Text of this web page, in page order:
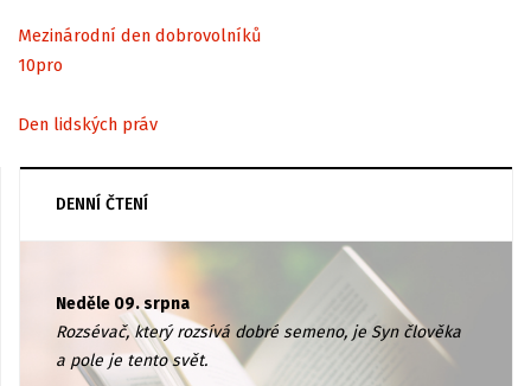
Mezinárodní den dobrovolníků
10pro
Den lidských práv
DENNÍ ČTENÍ
Neděle 09. srpna
Rozsévač, který rozsívá dobré semeno, je Syn člověka
a pole je tento svět.